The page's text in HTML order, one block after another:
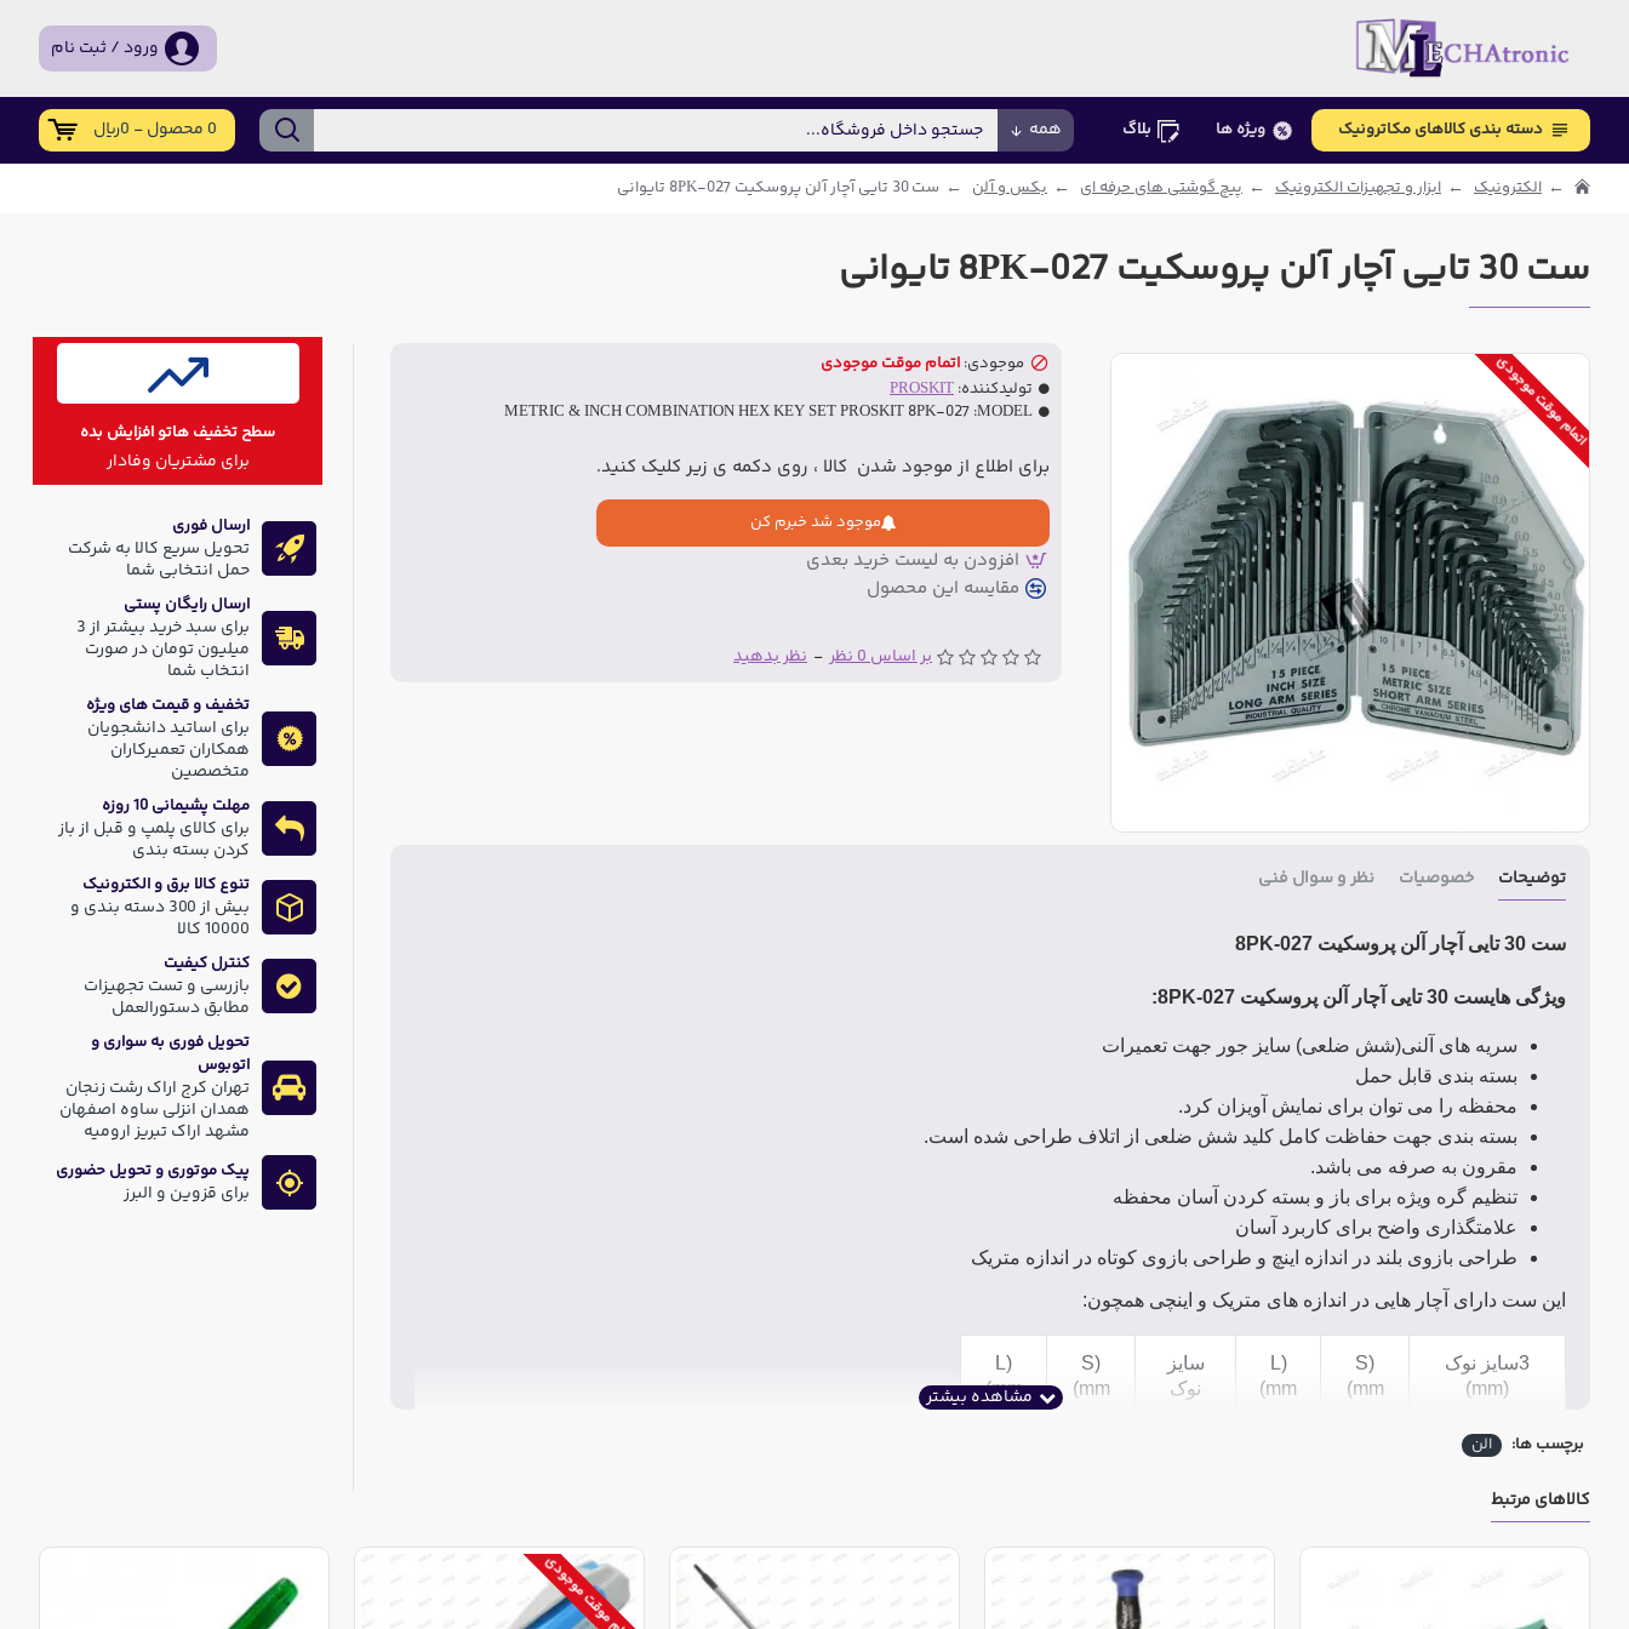
ورود / ثبت نام
دسته بندی کالاهای مکاترونیک ویژه ها بلاگ همه 0 محصول - 0ریال
الکترونیک ابزار و تجهیزات الکترونیک پیچ گوشتی های حرفه ای بکس و آلن ست 30 تایی آچار آلن پروسکیت 8PK-027 تایوانی
ست 30 تایی آچار آلن پروسکیت 8PK-027 تایوانی
اتمام موقت موجودی
بر اساس 0 نظر - نظر بدهید
موجودی: اتمام موقت موجودی
تولیدکننده: PROSKIT
MODEL:
METRIC & INCH COMBINATION HEX KEY SET PROSKIT 8PK-027
برای اطلاع از موجود شدن کالا ، روی دکمه ی زیر کلیک کنید.
موجود شد خبرم کن
افزودن به لیست خرید بعدی
مقایسه این محصول
توضیحات خصوصیات نظر و سوال فنی
ست 30 تایی آچار آلن پروسکیت 8PK-027
ویژگی هایست 30 تایی آچار آلن پروسکیت 8PK-027 :
سریه های آلنی(شش ضلعی) سایز جور جهت تعمیرات
بسته بندی قابل حمل
محفظه را می توان برای نمایش آویزان کرد.
بسته بندی جهت حفاظت کامل کلید شش ضلعی از اتلاف طراحی شده است.
مقرون به صرفه می باشد.
تنظیم گره ویژه برای باز و بسته کردن آسان محفظه
علامتگذاری واضح برای کاربرد آسان
طراحی بازوی بلند در اندازه اینچ و طراحی بازوی کوتاه در اندازه متریک
این ست دارای آچار هایی در اندازه های متریک و اینچی همچون:
3سایز نوک
(mm)
(S
(mm
(L
(mm
سایز
نوک
(S
(mm
(L
(mm
0.7
0.9
برچسب ها: الن
سطح تخفیف هاتو افزایش بده
برای مشتریان وفادار
ارسال فوری
تحویل سریع کالا به شرکت
حمل انتخابی شما
ارسال رایگان پستی
برای سبد خرید بیشتر از 3
میلیون تومان در صورت
انتخاب شما
تخفیف و قیمت های ویژه
برای اساتید دانشجویان
همکاران تعمیرکاران
متخصصین
مهلت پشیمانی 10 روزه
برای کالای پلمپ و قبل از باز
کردن بسته بندی
تنوع کالا برق و الکترونیک
بیش از 300 دسته بندی و
10000 کالا
کنترل کیفیت
بازرسی و تست تجهیزات
مطابق دستورالعمل
تحویل فوری به سواری و
اتوبوس
تهران کرج اراک رشت زنجان
همدان انزلی ساوه اصفهان
مشهد اراک تبریز ارومیه
پیک موتوری و تحویل حضوری
برای قزوین و البرز
کالاهای مرتبط
اتمام موقت موجودی